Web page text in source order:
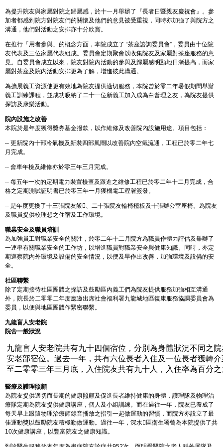
為提升院友與家屬對院之歸屬感，於十一月舉辦了『長者日暨親友慶祝會』。參
加者都感到院方對院友們的關懷及他們的意見被受重視，同時亦加強了與院方之
溝通，他們對活動之安排亦十分欣賞。
在推行「用者參與」的概念方面，本院成立了 “茶座諮詢委員會”，委員由十位院
友代表及三位家屬代表組成。委員會定期聚會以收集院友及家屬對茶座服務的意
見。自委員會成立以來，院友對院內活動的參與及歸屬感明顯地日漸提高，而家
屬對茶座及院內活動安排更為了解，增進彼此溝通。
為擴展義工資源使更有效地為院友提供適切服務，本院曾於零二年暑假期間舉辦
義工訓練課程，並成功吸納了二十一位新義工加入成為白普理之友，為院友提供
探訪及康樂活動。
院內設施之改善
本院於是年度獲得獎券基金撥款，以作維修及改善院內設施用途。項目包括：
-- 更新院內十部冷氣機及新裝四部風閘以改善院內空氣流通，工程已於零二年七
月完成。
-- 會車年檢及維修亦於零三年三月完成。
-- 每五年一次的定期電力裝置檢查及跟進之維修工程已於零二年十二月完成，合
格之定期測試証明書已於零三年一月獲機電工程署簽發。
-- 是年度更換了十三張院友飯、二十張院友輪椅檯板及十張辦公室座椅。為院友
及職員提供較理想之住宿及工作環境。
職業安全及職員培訓
為加強員工對職業安全的關注，於零二年十二月院方為職員作體力評估及舉辦了
一連串有關職業安全的工作坊，以增進職員對職業安全與健康知識。同時，亦定
期巡察院內外環境及設備的安全情況，以便及早作出改善，加強環境及設備的安
全。
社區聯繫
除了定期接待社區團體之探訪及鼓勵區內義工們為院友提供服務加強相互溝通
外，院長於二零零二年度應邀出席社會福利署九龍城地區復康服務協調委員會為
委員，以便與地區團體作緊密聯繫。
九龍盲人安老院
院舍一般狀況
九龍盲人安老院共有九十四個宿位，分別為身體狀況不同之
安老部宿位。過去一年，共有六位長者入住及一位長者獲轉
至二零零三年三月底，入住院友共有九十人，入住率為百分
醫療及護理照顧
為院友提供適切而長期的健康照顧及促進長者維持健康的身體，護理隊及物理治
療隊定期為院友提供健康講座，個人及小組訓練。而在過往一年，院友已養成了
每天早上跟隨物理治療師錄音播放之指引一起做運動的習慣，而院方亦設立了最
佳運動獎以鼓勵院友積極勤做運動。過往一年，深水區衛生署曾為本院提供了共
10次健康講座，以豐富院友之健康知識。